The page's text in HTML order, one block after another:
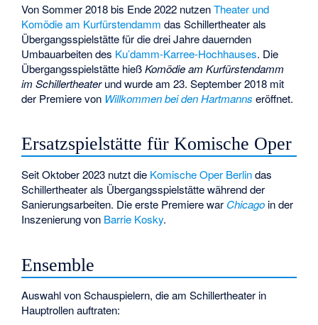
Von Sommer 2018 bis Ende 2022 nutzenTheater und
Komödie am Kurfürstendamm das Schillertheater als
Übergangsspielstätte für die drei Jahre dauernden
Umbauarbeiten des Ku’damm-Karree-Hochhauses. Die
Übergangsspielstätte hießKomödie am Kurfürstendamm
im Schillertheaterund wurde am 23. September 2018 mit
der Premiere von Willkommen bei den Hartmanns eröffnet.
Ersatzspielstätte für Komische Oper
Seit Oktober 2023 nutzt die Komische Oper Berlindas
Schillertheater als Übergangsspielstätte während der
Sanierungsarbeiten. Die erste Premiere war Chicago in der
Inszenierung von Barrie Kosky.
Ensemble
Auswahl von Schauspielern, die am Schillertheater in
Hauptrollen auftraten: